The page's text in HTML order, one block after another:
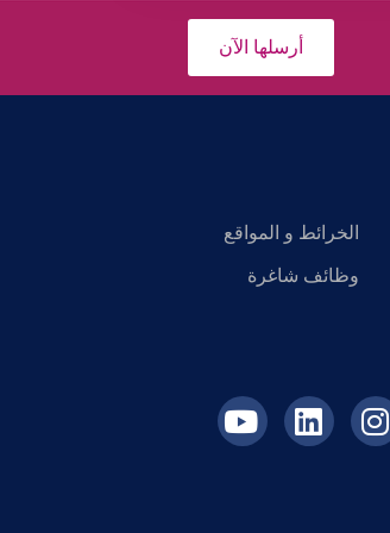
أرسلها الآن
الخرائط و المواقع
وظائف شاغرة